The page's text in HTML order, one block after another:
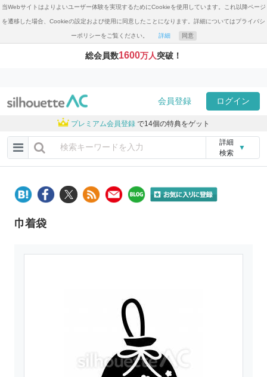
当Webサイトはよりよいユーザー体験を実現するためにCookieを使用しています。これ以降ページ
を遷移した場合、Cookieの設定および使用に同意したことになります。詳細についてはプライバシ
ーポリシーをご覧ください。 詳細 同意
総会員数1600万人突破！
会員登録 ログイン
プレミアム会員登録 で14個の特典をゲット
詳細
検索
▼
巾着袋